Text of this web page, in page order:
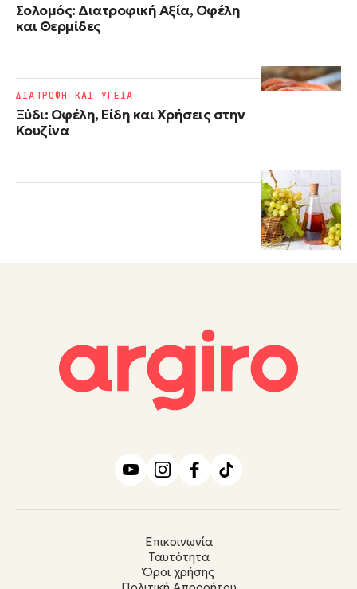
Σολομός: Διατροφική Αξία, Οφέλη
και Θερμίδες
Ξύδι: Οφέλη, Είδη και Χρήσεις στην
Κουζίνα
ΔΙΑΤΡΟΦΗ ΚΑΙ ΥΓΕΙΑ
Επικοινωνία
Ταυτότητα
Όροι χρήσης